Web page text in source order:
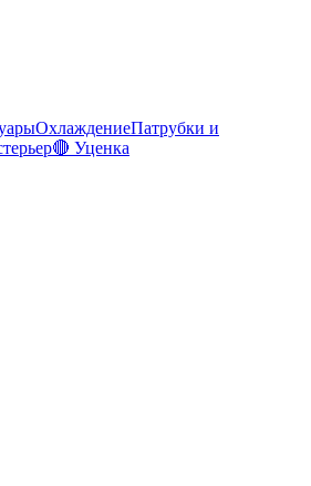
ОхлаждениеПатрубки и
🔴 Уценка